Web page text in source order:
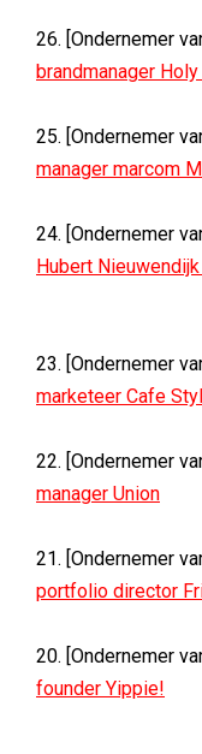
26. [Ondernemer
brandmanager
25. [Ondernemer
manager marcom
24. [Ondernemer
Hubert
23. [Ondernemer
marketeer Cafe
22. [Ondernemer
manager Union
21. [Ondernemer
portfolio director
20. [Ondernemer
founder Yippie!